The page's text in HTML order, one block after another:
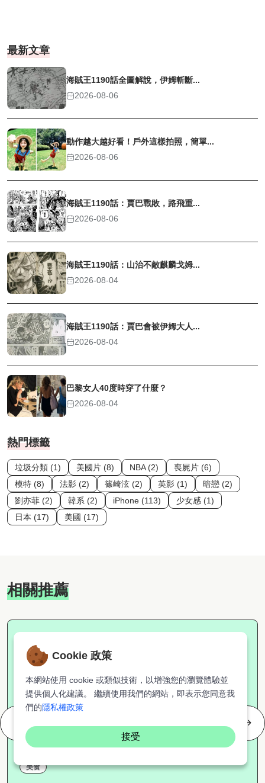
最新文章
海賊王1190話全圖解說，伊姆斬斷...
2026-08-06
動作越大越好看！戶外這樣拍照，簡單...
2026-08-06
海賊王1190話：賈巴戰敗，路飛重...
2026-08-06
海賊王1190話：山治不敵麒麟戈姆...
2026-08-04
海賊王1190話：賈巴會被伊姆大人...
2026-08-04
巴黎女人40度時穿了什麼？
2026-08-04
熱門標籤
垃圾分類 (1) 美國片 (8) NBA (2)
喪屍片 (6)
模特 (8)
法影 (2) 篠崎泫 (2) 英影 (1)
暗戀 (2)
劉亦菲 (2)
韓系 (2) iPhone (113)
少女感 (1)
日本 (17)
美國 (17)
相關推薦
美食
Cookie 政策
本網站使用 cookie 或類似技術，以增強您的瀏覽體驗並
提供個人化建議。 繼續使用我們的網站，即表示您同意我
們的隱私權政策
接受